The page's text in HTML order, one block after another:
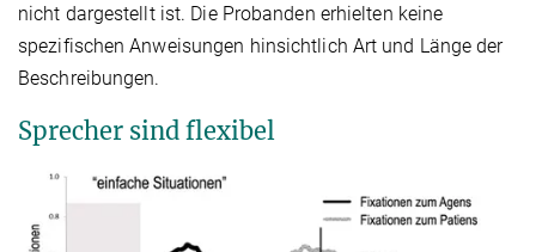
nicht dargestellt ist. Die Probanden erhielten keine
spezifischen Anweisungen hinsichtlich Art und Länge der
Beschreibungen.
Sprecher sind flexibel